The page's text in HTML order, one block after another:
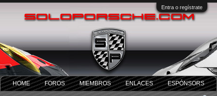
Entra o regístrate
HOME FOROS MIEMBROS ENLACES ESPÓNSORS